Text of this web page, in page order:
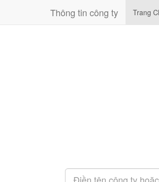
Thông tin công ty Trang